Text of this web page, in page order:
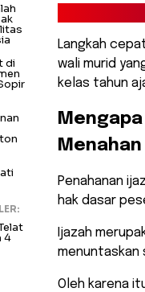
Langkah
wali murid
kelas tahun
​Penahanan
hak dasar
Ijazah
menuntaskan
​Oleh karena
di
4